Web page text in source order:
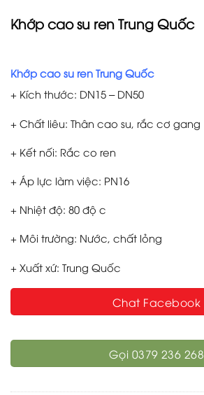
Khớp cao su ren Trung Quốc
Khớp cao su ren Trung Quốc
+ Kích thước: DN15 – DN50
+ Chất liêu: Thân cao su, rắc cơ gang
+ Kết nối: Rắc co ren
+ Áp lực làm việc: PN16
+ Nhiệt độ: 80 độ c
+ Môi trường: Nước, chất lỏng
+ Xuất xứ: Trung Quốc
Chat Facebook
Gọi 0379 236 268